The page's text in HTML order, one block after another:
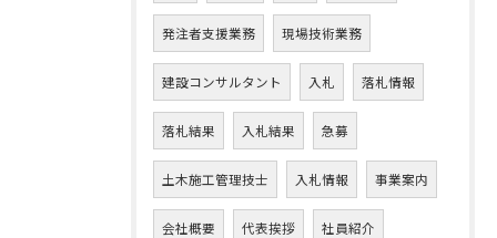
発注者支援業務 現場技術業務
建設コンサルタント 入札 落札情報
落札結果 入札結果 急募
土木施工管理技士 入札情報 事業案内
会社概要 代表挨拶 社員紹介